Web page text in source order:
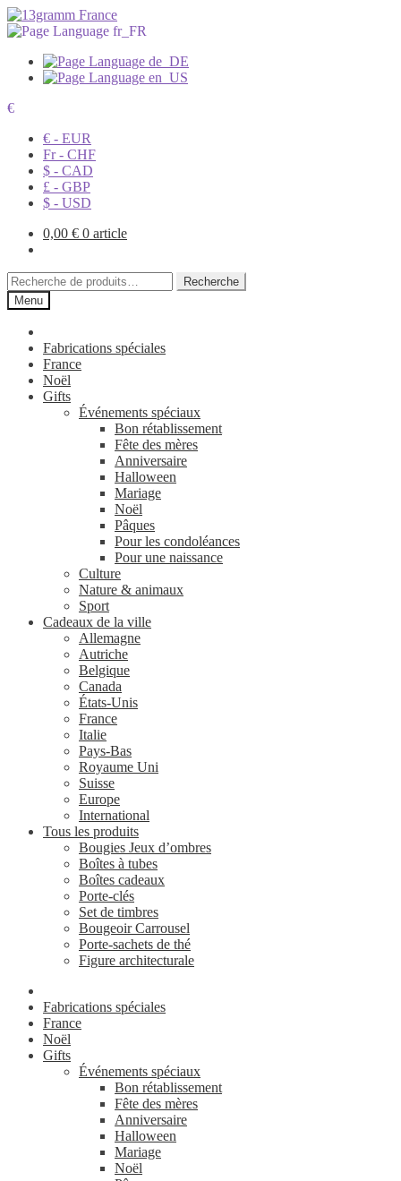
€
€ - EUR
Fr - CHF
$ - CAD
£ - GBP
$ - USD
0,00 € 0 article
Recherche
pour :
Recherche
Menu
Fabrications spéciales
France
Noël
Gifts
Événements spéciaux
Bon rétablissement
Fête des mères
Anniversaire
Halloween
Mariage
Noël
Pâques
Pour les condoléances
Pour une naissance
Culture
Nature & animaux
Sport
Cadeaux de la ville
Allemagne
Autriche
Belgique
Canada
États-Unis
France
Italie
Pays-Bas
Royaume Uni
Suisse
Europe
International
Tous les produits
Bougies Jeux d’ombres
Boîtes à tubes
Boîtes cadeaux
Porte-clés
Set de timbres
Bougeoir Carrousel
Porte-sachets de thé
Figure architecturale
Fabrications spéciales
France
Noël
Gifts
Événements spéciaux
Bon rétablissement
Fête des mères
Anniversaire
Halloween
Mariage
Noël